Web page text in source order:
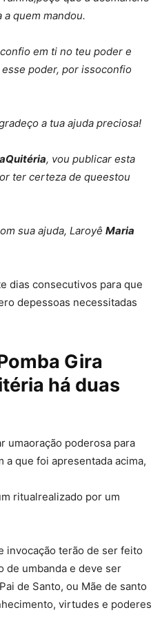
quem mandou.
em ti no teu poder e
poder, por issoconfio
a tua ajuda preciosa!
, vou publicar esta
ter certeza de queestou
sua ajuda, Laroyê Maria
dias consecutivos para que
depessoas necessitadas
Gira
há duas
umaoração poderosa para
a que foi apresentada acima,
ritualrealizado por um
invocação terão de ser feito
de umbanda e deve ser
de Santo, ou Mãe de santo
virtudes e poderes